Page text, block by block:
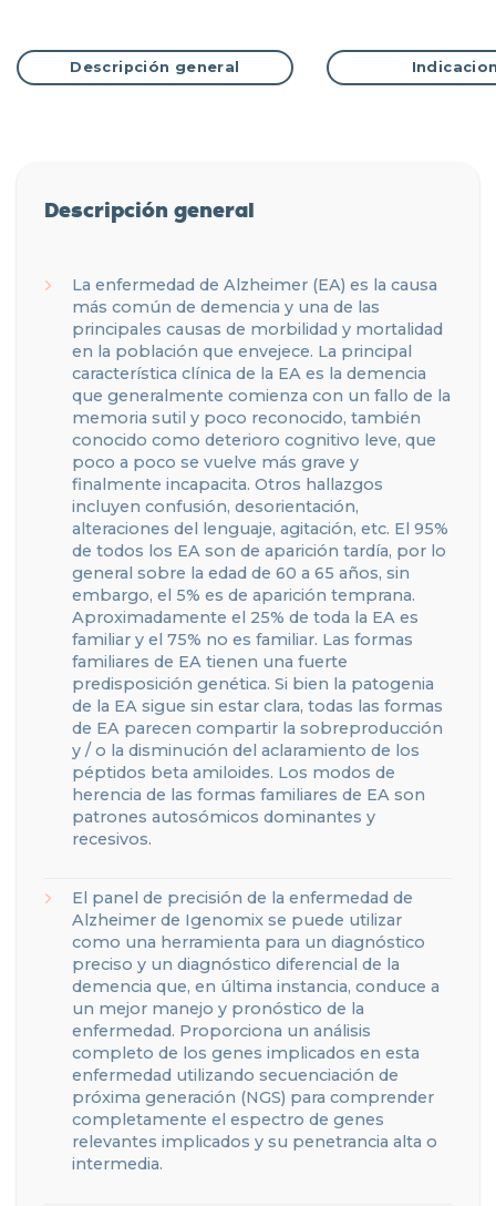
Descripción general
Descripción general
La enfermedad de Alzheimer (EA) es la causa
más común de demencia y una de las
principales causas de morbilidad y mortalidad
en la población que envejece. La principal
característica clínica de la EA es la demencia
que generalmente comienza con un fallo de la
memoria sutil y poco reconocido, también
conocido como deterioro cognitivo leve, que
poco a poco se vuelve más grave y
finalmente incapacita. Otros hallazgos
incluyen confusión, desorientación,
alteraciones del lenguaje, agitación, etc. El 95%
de todos los EA son de aparición tardía, por lo
general sobre la edad de 60 a 65 años, sin
embargo, el 5% es de aparición temprana.
Aproximadamente el 25% de toda la EA es
familiar y el 75% no es familiar. Las formas
familiares de EA tienen una fuerte
predisposición genética. Si bien la patogenia
de la EA sigue sin estar clara, todas las formas
de EA parecen compartir la sobreproducción
y / o la disminución del aclaramiento de los
péptidos beta amiloides. Los modos de
herencia de las formas familiares de EA son
patrones autosómicos dominantes y
recesivos.
El panel de precisión de la enfermedad de
Alzheimer de Igenomix se puede utilizar
como una herramienta para un diagnóstico
preciso y un diagnóstico diferencial de la
demencia que, en última instancia, conduce a
un mejor manejo y pronóstico de la
enfermedad. Proporciona un análisis
completo de los genes implicados en esta
enfermedad utilizando secuenciación de
próxima generación (NGS) para comprender
completamente el espectro de genes
relevantes implicados y su penetrancia alta o
intermedia.